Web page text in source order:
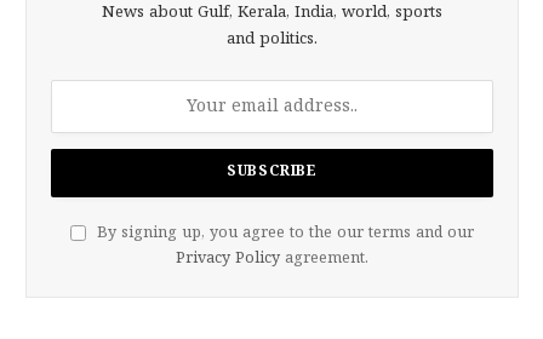
News about Gulf, Kerala, India, world, sports
and politics.
By signing up, you agree to the our terms and our
Privacy Policy agreement.